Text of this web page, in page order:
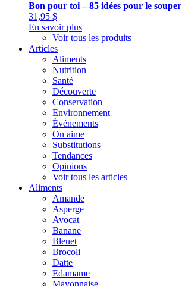
Bon pour toi – 85 idées pour le souper
31,95 $
En savoir plus
Voir tous les produits
Articles
Aliments
Nutrition
Santé
Découverte
Conservation
Environnement
Événements
On aime
Substitutions
Tendances
Opinions
Voir tous les articles
Aliments
Amande
Asperge
Avocat
Banane
Bleuet
Brocoli
Datte
Edamame
Mayonnaise